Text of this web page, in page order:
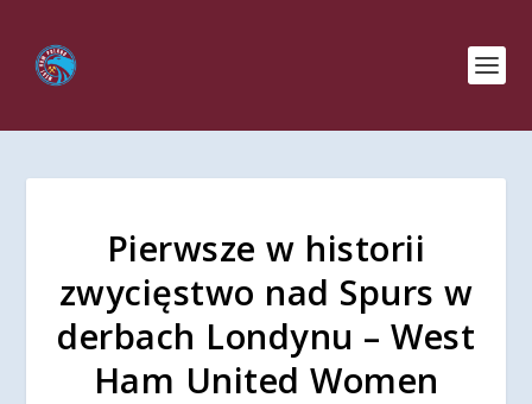
Pierwsze w historii
zwycięstwo nad Spurs w
derbach Londynu – West
Ham United Women